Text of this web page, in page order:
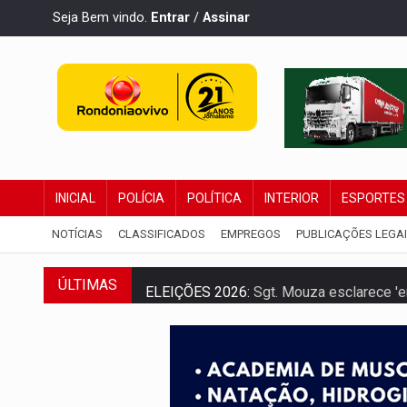
Seja Bem vindo. Entrar / Assinar
INICIAL POLÍCIA POLÍTICA INTERIOR ESPORTES
NOTÍCIAS CLASSIFICADOS EMPREGOS PUBLICAÇÕES
ÚLTIMAS ELEIÇÕES 2026: Sgt. Mouza esclarece
JUDICIÁRIO:Sinjur parabeniza
Publicação Legal:AVISO DE
BR-364:Polícia apreende mais de uma